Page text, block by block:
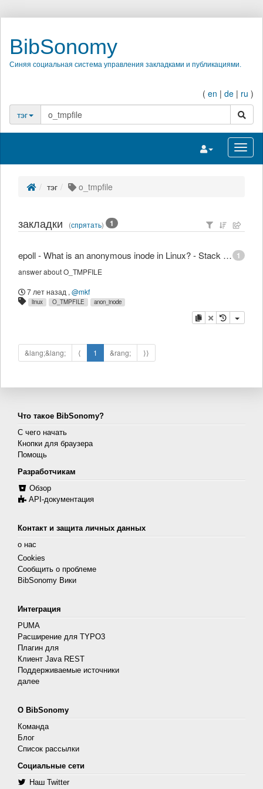
BibSonomy
Синяя социальная система управления закладками и публикациями.
( en | de | ru )
тэг
поиск
Переключить
тэг o_tmpfile
закладки (спрятать) 1
1
epoll - What is an anonymous inode in Linux? - Stack Overflow
answer about O_TMPFILE
7 лет назад , @mkf
linux O_TMPFILE anon_inode
копировать
удалить
&lang;&lang; ⟨ 1 &rang; ⟩⟩
Что такое BibSonomy?
С чего начать
Кнопки для браузера
Помощь
Разработчикам
Обзор
API-документация
Контакт и защита личных данных
о нас
Cookies
Сообщить о проблеме
BibSonomy Вики
Интеграция
PUMA
Расширение для TYPO3
Плагин для
Клиент Java REST
Поддерживаемые источники
далее
О BibSonomy
Команда
Блог
Список рассылки
Социальные сети
Наш Twitter